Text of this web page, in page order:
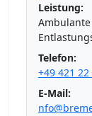
Leistung:
Telefon:
+49 421
E-Mail: